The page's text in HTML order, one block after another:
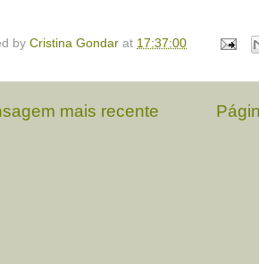
by Cristina Gondar at 17:37:00
mais recente